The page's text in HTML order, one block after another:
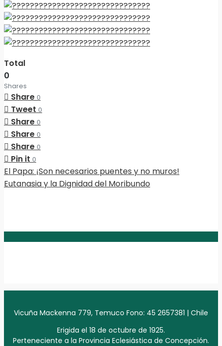
Total
0
Shares
Share 0
Tweet 0
Share 0
Share 0
Share 0
Pin it 0
El Papa: ¡Son necesarios puentes y no muros!
Eutanasia y la Dignidad del Moribundo
Vicuña Mackenna 779, Temuco Fono: 45 2657381 | Chile
Erigida el 18 de octubre de 1925.
Perteneciente a la Provincia Eclesiástica de Concepción.